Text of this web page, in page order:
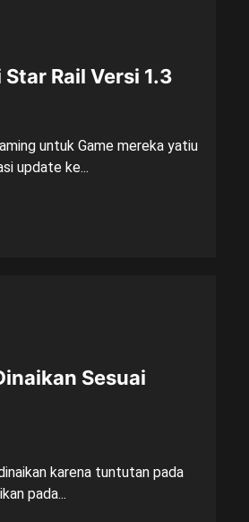
Rail Versi 1.3
untuk Game mereka yatiu
update ke...
Sesuai
karena tuntutan pada
pada...